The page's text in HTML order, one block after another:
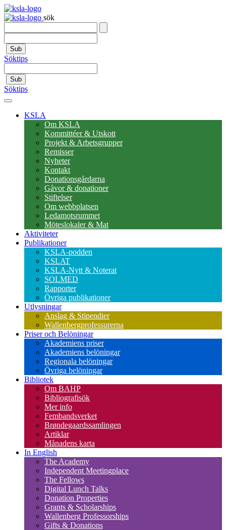
sök
Sub
Söktips
Sub
Söktips
KSLA
Om KSLA
Kommittéer & Utskott
Projekt & Arbetsgrupper
Remisser
Nyheter
Kontakt
Donationsgårdarna
Gåvor & donationer
Stiftelser
Om webbplatsen
Ledamotsrummet
Möteslokaler & Mat
Aktiviteter
Publikationer
KSLA-podden
KSLAT
KSLA-Nytt & Noterat
SOLMED
Rapporter
Övriga publikationer
Utlysningar
Anslag & Stipendier
Wallenbergprofessurerna
Priser och Belöningar
Akademiens priser
Akademiens belöningar
Regionala belöningar
Övriga belöningar
Bibliotek
Om BAHP
Bibliografisök
Mer info
Fembandsverket
Brøndegaardssamlingen
Artiklar
Månadens karta
In English
The Academy
Independent Meetingplace
The Fellows
Digital Lunch Talks
Donation Properties
Grants & Scholarships
Wallenberg Professorships
Gifts & Donations